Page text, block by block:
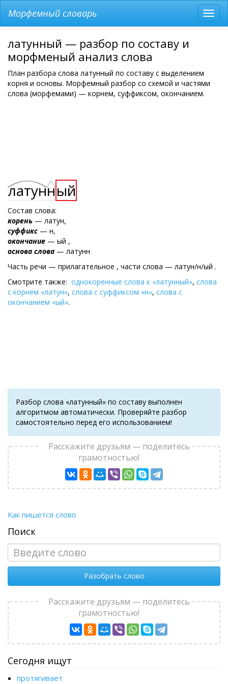
меню
Морфемный словарь
латунный — разбор по составу и
морфменый анализ слова
План разбора слова латунный по составу с выделением
корня и основы. Морфемный разбор со схемой и частями
слова (морфемами) — корнем, суффиксом, окончанием.
латунный
Состав слова:
корень — латун,
суффикс — н,
окончание — ый ,
основа слова — латунн
Часть речи — прилагательное , части слова — латун/н/ый .
Смотрите также: однокоренные слова к «латунный», слова
с корнем «латун», слова с суффиксом «н», слова с
окончанием «ый».
Разбор слова «латунный» по составу выполнен
алгоритмом автоматически. Проверяйте разбор
самостоятельно перед его использованием!
Расскажите друзьям — поделитесь
грамотностью!
Как пишется слово
Поиск
Разобрать слово
Расскажите друзьям — поделитесь
грамотностью!
Сегодня ищут
протягивает